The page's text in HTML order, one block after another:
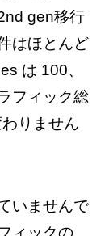
gen移行
はほとんど
は 100、
フィック総
りません
いませんで
ィックの